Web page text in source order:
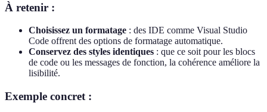
À retenir :
Choisissez un formatage : des IDE comme Visual Studio
Code offrent des options de formatage automatique.
Conservez des styles identiques : que ce soit pour les blocs
de code ou les messages de fonction, la cohérence améliore la
lisibilité.
Exemple concret :